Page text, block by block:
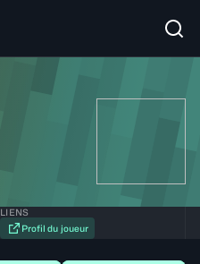
LIENS
Profil du joueur